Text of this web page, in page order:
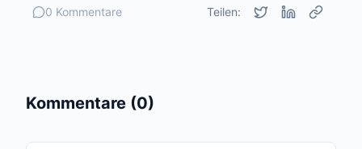
0 Kommentare Teilen:
Kommentare (0)